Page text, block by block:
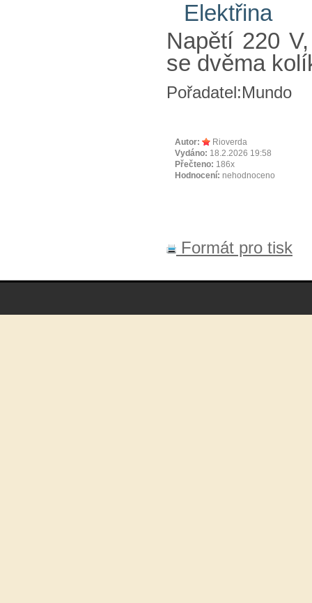
Elektřina
Napětí 220
se dvěma
Pořadatel:Mundo
Autor:
Rioverda
Vydáno: 18.2.2026 19:58
Přečteno: 186x
Hodnocení: nehodnoceno
Formát pro tisk